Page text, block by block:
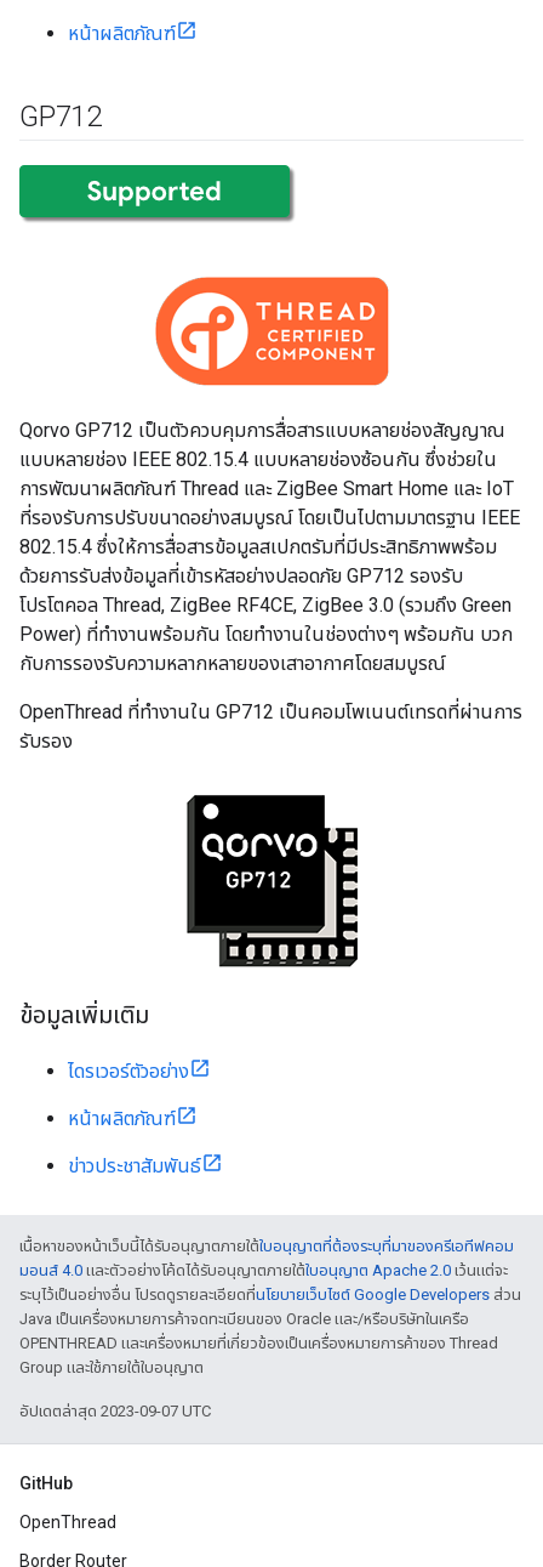
หน้าผลิตภัณฑ์
GP712
Qorvo GP712 เป็นตัวควบคุมการสื่อสารแบบหลายช่องสัญญาณ
แบบหลายช่อง IEEE 802.15.4 แบบหลายช่องซ้อนกัน ซึ่งช่วยใน
การพัฒนาผลิตภัณฑ์ Thread และ ZigBee Smart Home และ IoT
ที่รองรับการปรับขนาดอย่างสมบูรณ์ โดยเป็นไปตามมาตรฐาน IEEE
802.15.4 ซึ่งให้การสื่อสารข้อมูลสเปกตรัมที่มีประสิทธิภาพพร้อม
ด้วยการรับส่งข้อมูลที่เข้ารหัสอย่างปลอดภัย GP712 รองรับ
โปรโตคอล Thread, ZigBee RF4CE, ZigBee 3.0 (รวมถึง Green
Power) ที่ทำงานพร้อมกัน โดยทำงานในช่องต่างๆ พร้อมกัน บวก
กับการรองรับความหลากหลายของเสาอากาศโดยสมบูรณ์
OpenThread ที่ทํางานใน GP712 เป็นคอมโพเนนต์เทรดที่ผ่านการ
รับรอง
ข้อมูลเพิ่มเติม
ไดรเวอร์ตัวอย่าง
หน้าผลิตภัณฑ์
ข่าวประชาสัมพันธ์
เนื้อหาของหน้าเว็บนี้ได้รับอนุญาตภายใต้ใบอนุญาตที่ต้องระบุที่มาของครีเอทีฟคอม
มอนส์ 4.0 และตัวอย่างโค้ดได้รับอนุญาตภายใต้ใบอนุญาต Apache 2.0 เว้นแต่จะ
ระบุไว้เป็นอย่างอื่น โปรดดูรายละเอียดที่นโยบายเว็บไซต์ Google Developers ส่วน
Java เป็นเครื่องหมายการค้าจดทะเบียนของ Oracle และ/หรือบริษัทในเครือ
OPENTHREAD และเครื่องหมายที่เกี่ยวข้องเป็นเครื่องหมายการค้าของ Thread
Group และใช้ภายใต้ใบอนุญาต
อัปเดตล่าสุด 2023-09-07 UTC
GitHub
OpenThread
Border Router